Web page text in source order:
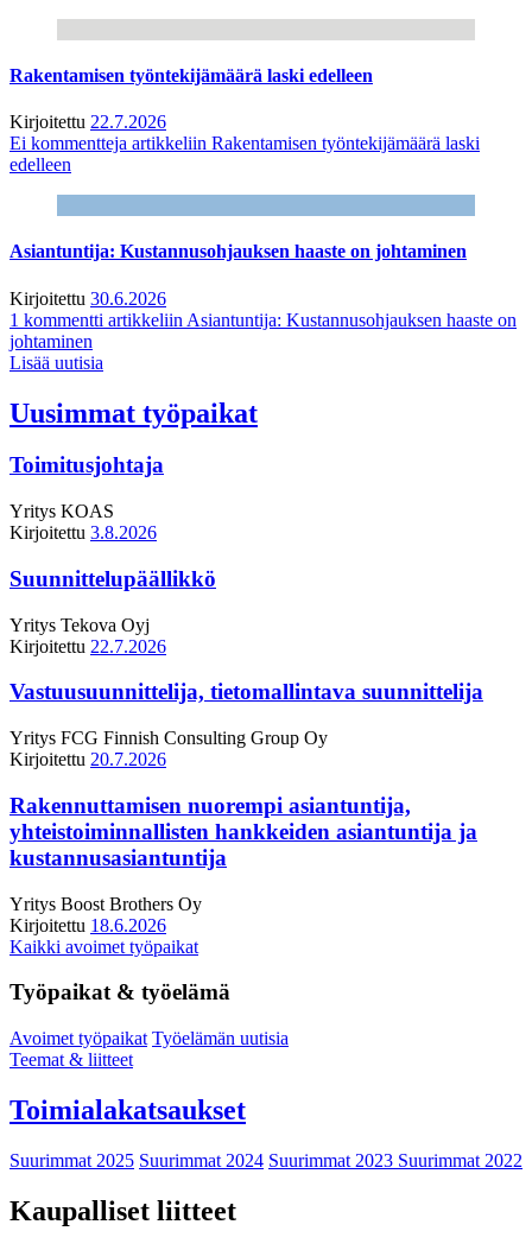
Rakentamisen työntekijämäärä laski edelleen
Kirjoitettu 22.7.2026
Ei kommentteja artikkeliin Rakentamisen työntekijämäärä laski
edelleen
Asiantuntija: Kustannusohjauksen haaste on johtaminen
Kirjoitettu 30.6.2026
1 kommentti artikkeliin Asiantuntija: Kustannusohjauksen haaste on
johtaminen
Lisää uutisia
Uusimmat työpaikat
Toimitusjohtaja
Yritys KOAS
Kirjoitettu 3.8.2026
Suunnittelupäällikkö
Yritys Tekova Oyj
Kirjoitettu 22.7.2026
Vastuusuunnittelija, tietomallintava suunnittelija
Yritys FCG Finnish Consulting Group Oy
Kirjoitettu 20.7.2026
Rakennuttamisen nuorempi asiantuntija,
yhteistoiminnallisten hankkeiden asiantuntija ja
kustannusasiantuntija
Yritys Boost Brothers Oy
Kirjoitettu 18.6.2026
Kaikki avoimet työpaikat
Työpaikat & työelämä
Avoimet työpaikat Työelämän uutisia
Teemat & liitteet
Toimialakatsaukset
Suurimmat 2025 Suurimmat 2024 Suurimmat 2023 Suurimmat 2022
Kaupalliset liitteet